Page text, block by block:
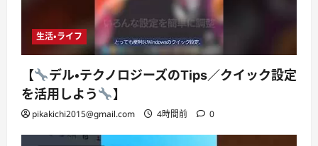
生活・ライフ
【
デル・テクノロジーズのTips／クイック設定
を活用しよう
】
pikakichi2015@gmail.com 4時間前 0